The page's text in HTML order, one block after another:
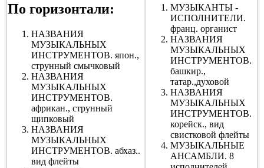
По горизонтали:
НАЗВАНИЯ
МУЗЫКАЛЬНЫХ
ИНСТРУМЕНТОВ. япон.,
струнный смычковый
НАЗВАНИЯ
МУЗЫКАЛЬНЫХ
ИНСТРУМЕНТОВ.
африкан., струнный
щипковый
НАЗВАНИЯ
МУЗЫКАЛЬНЫХ
ИНСТРУМЕНТОВ. абхаз..
вид флейты
МУЗЫКАНТЫ -
ИСПОЛНИТЕЛИ.
франц. органист
НАЗВАНИЯ
МУЗЫКАЛЬНЫХ
ИНСТРУМЕНТОВ.
башкир.,
татар.,духовой
НАЗВАНИЯ
МУЗЫКАЛЬНЫХ
ИНСТРУМЕНТОВ.
корейск., вид
свистковой флейты
МУЗЫКАЛЬНЫЕ
АНСАМБЛИ. 8